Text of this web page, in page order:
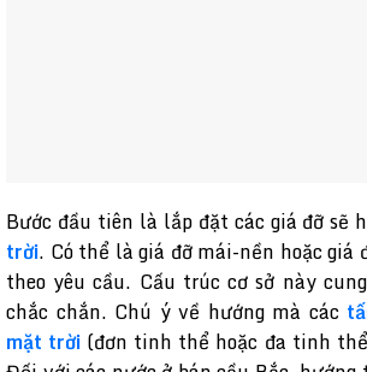
Bước đầu tiên là lắp đặt các giá đỡ sẽ
trời. Có thể là giá đỡ mái-nền hoặc giá
theo yêu cầu. Cấu trúc cơ sở này
chắc chắn. Chú ý về hướng mà các
mặt trời (đơn tinh thể hoặc đa tinh